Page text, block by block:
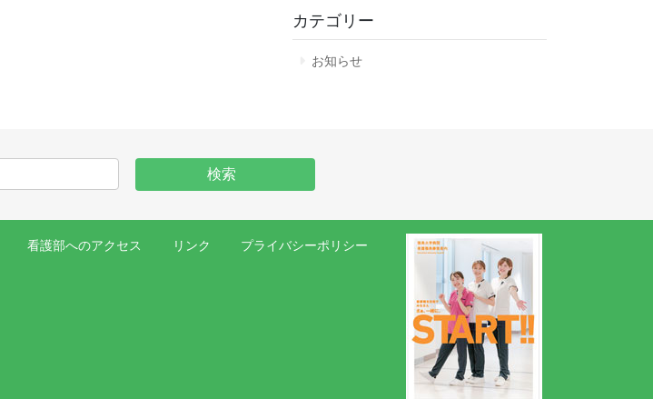
カテゴリー
お知らせ
看護部へのアクセス リンク プライバシーポリシー